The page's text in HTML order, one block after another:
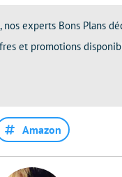
nos experts Bons Plans
et promotions
Amazon